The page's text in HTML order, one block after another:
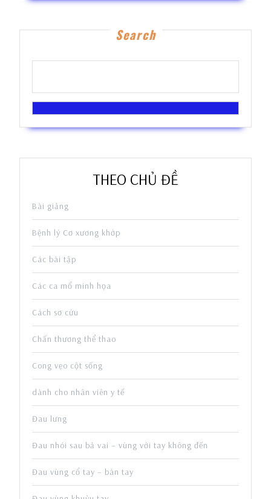
Search
THEO CHỦ ĐỀ
Bài giảng
Bệnh lý Cơ xương khớp
Các bài tập
Các ca mổ minh họa
Cách sơ cứu
Chấn thương thể thao
Cong vẹo cột sống
dành cho nhân viên y tế
Đau lưng
Đau nhói sau bả vai – vùng với tay không đến
Đau vùng cổ tay – bàn tay